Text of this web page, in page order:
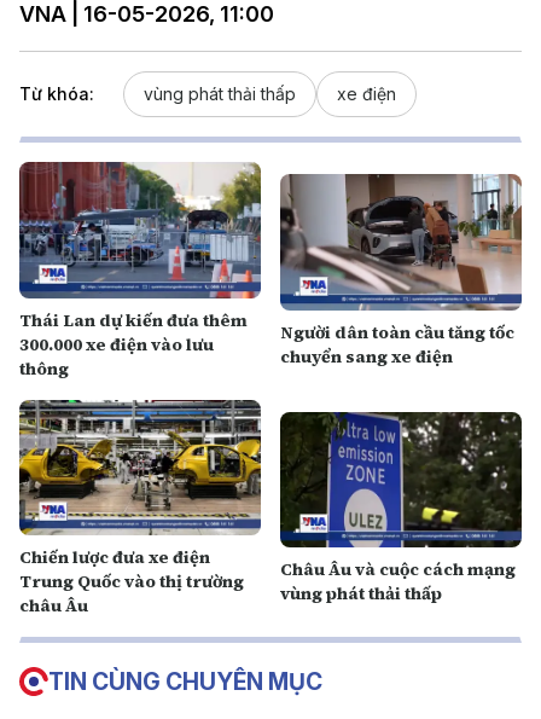
VNA | 16-05-2026, 11:00
Từ khóa: vùng phát thải thấp xe điện
Thái Lan dự kiến đưa thêm
300.000 xe điện vào lưu
thông
Người dân toàn cầu tăng tốc
chuyển sang xe điện
Chiến lược đưa xe điện
Trung Quốc vào thị trường
châu Âu
Châu Âu và cuộc cách mạng
vùng phát thải thấp
TIN CÙNG CHUYÊN MỤC